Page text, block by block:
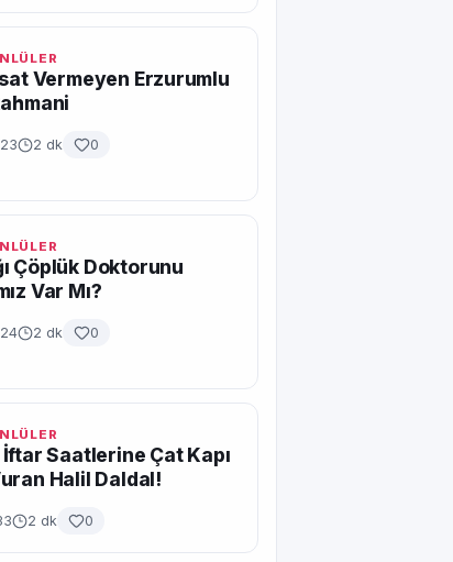
Vermeyen Erzurumlu
2 dk 0
Çöplük Doktorunu
Var Mı?
2 dk 0
Saatlerine Çat Kapı
Halil Daldal!
2 dk 0